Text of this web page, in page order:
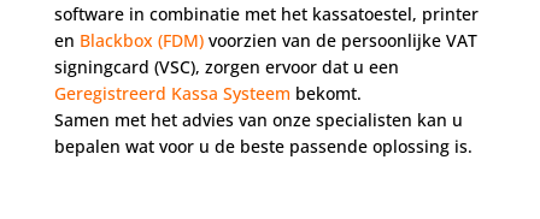
software in combinatie met het kassatoestel, printer
en Blackbox (FDM)voorzien van de persoonlijke VAT
signingcard (VSC), zorgen ervoor dat u een
Geregistreerd Kassa Systeem bekomt.
Samen met het advies van onze specialisten kan u
bepalen wat voor u de beste passende oplossing is.